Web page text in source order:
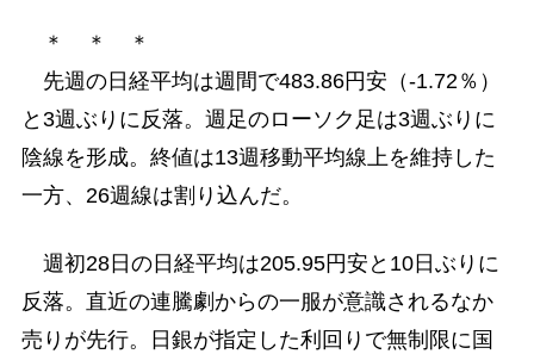
＊ ＊ ＊
先週の日経平均は週間で483.86円安（-1.72％）
と3週ぶりに反落。週足のローソク足は3週ぶりに
陰線を形成。終値は13週移動平均線上を維持した
一方、26週線は割り込んだ。
週初28日の日経平均は205.95円安と10日ぶりに
反落。直近の連騰劇からの一服が意識されるなか
売りが先行。日銀が指定した利回りで無制限に国